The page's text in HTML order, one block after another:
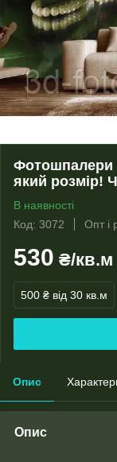
Фотошпалери
який розмір!
В наявності
Код: 3072
Опт і
530 ₴/кв.м
500 ₴ від 30 кв.м
Опис
Опис